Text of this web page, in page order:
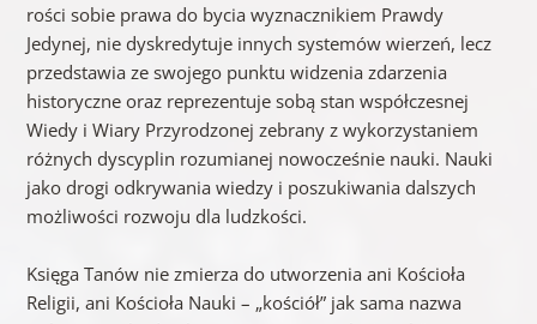
rości sobie prawa do bycia wyznacznikiem Prawdy
Jedynej, nie dyskredytuje innych systemów wierzeń, lecz
przedstawia ze swojego punktu widzenia zdarzenia
historyczne oraz reprezentuje sobą stan współczesnej
Wiedy i Wiary Przyrodzonej zebrany z wykorzystaniem
różnych dyscyplin rozumianej nowocześnie nauki. Nauki
jako drogi odkrywania wiedzy i poszukiwania dalszych
możliwości rozwoju dla ludzkości.
Księga Tanów nie zmierza do utworzenia ani Kościoła
Religii, ani Kościoła Nauki – „kościół” jak sama nazwa